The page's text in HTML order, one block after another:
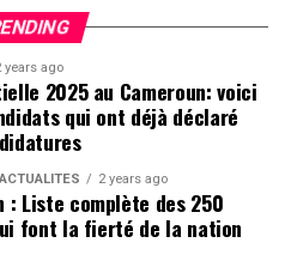
years ago
2025 au Cameroun: voici
qui ont déjà déclaré
2 years ago
: Liste complète des 250
font la fierté de la nation